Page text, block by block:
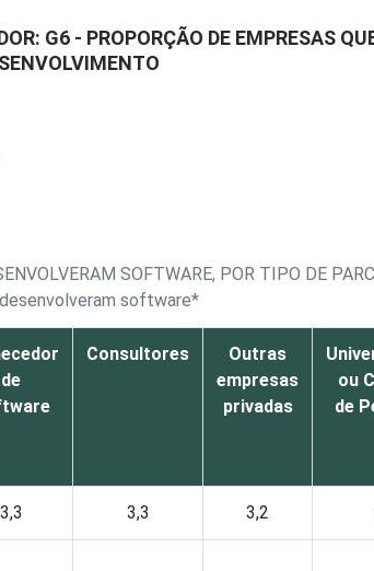
G6 - PROPORÇÃO DE EMPRESAS
SOFTWARE, POR TIPO DE
software*
de
Consultores
Outras
empresas
privadas
ou
de
3,3 3,3 3,2